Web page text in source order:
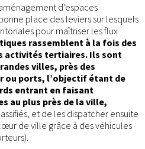
d’espaces
place des leviers sur lesquels
pour maîtriser les flux
rassemblent à la fois des
activités tertiaires. Ils sont
villes, près des
ou ports, l’objectif étant de
entrant en faisant
au plus près de la ville,
et de les dispatcher ensuite
de ville grâce à des véhicules